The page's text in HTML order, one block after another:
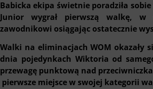
Babicka ekipa świetnie poradziła
Junior wygrał pierwszą walkę, w
zawodnikowi osiągając ostatecznie
Walki na eliminacjach WOM okazały
dnia pojedynkach Wiktoria od
przewagę punktową nad
pierwsze miejsce w swojej kategorii